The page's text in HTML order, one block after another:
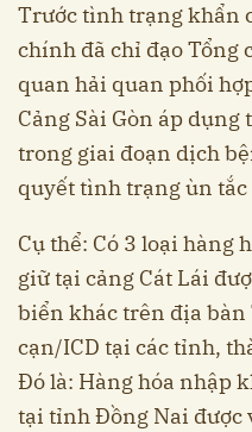
Trước tình trạng khẩn
chính đã chỉ đạo Tổng
quan hải quan phối
Cảng Sài Gòn áp
trong giai đoạn dịch
quyết tình trạng ùn tắc
Cụ thể: Có 3 loại hàng
giữ tại cảng Cát Lái
biển khác trên địa bàn
cạn/ICD tại các tỉnh,
Đó là: Hàng hóa nhập
tại tỉnh Đồng Nai được